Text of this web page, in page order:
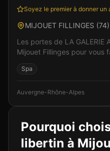
Soyez le premier à donner un
MIJOUET FILLINGES (74)
Les portes de LA GALERIE
Mijouet Fillinges pour vous
Spa
Auvergne-Rhône-Alpes
Pourquoi
libertin à